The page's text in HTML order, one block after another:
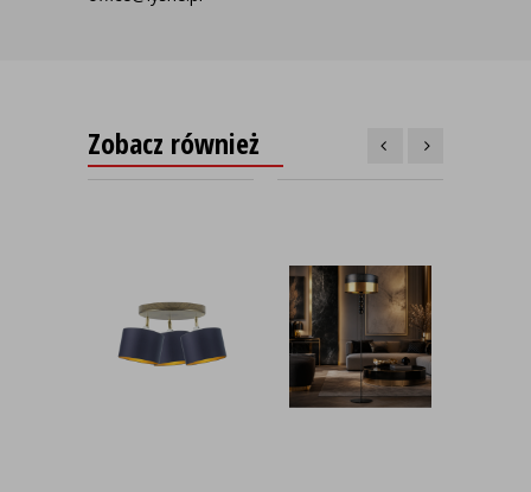
Zobacz również